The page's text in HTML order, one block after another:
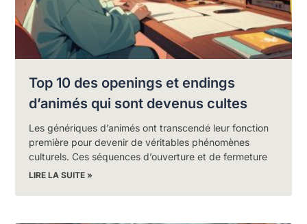
Top 10 des openings et endings
d’animés qui sont devenus cultes
Les génériques d’animés ont transcendé leur fonction
première pour devenir de véritables phénomènes
culturels. Ces séquences d’ouverture et de fermeture
LIRE LA SUITE »